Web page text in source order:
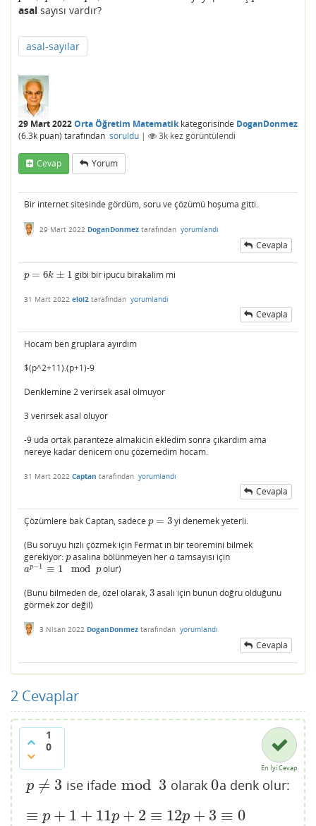
asal sayısı vardır?
asal-sayılar
29 Mart 2022Orta Öğretim Matematikkategorisinde DoganDonmez
(6.3k puan) tarafından soruldu | 3k kez görüntülendi
Cevap Yorum
Bir internet sitesinde gördüm, soru ve çözümü hoşuma gitti.
29 Mart 2022 DoganDonmez tarafından yorumlandı
Cevapla
p = 6k ± 1
p=6k ±1 gibi bir ipucu birakalim mi
31 Mart 2022 eloi2 tarafından yorumlandı
Cevapla
Hocam ben gruplara ayırdım
$(p^2+11).(p+1)-9
Denklemine 2 verirsek asal olmuyor
3 verirsek asal oluyor
-9 uda ortak paranteze almakicin ekledim sonra çıkardım ama
nereye kadar denicem onu çözemedim hocam.
31 Mart 2022 Captan tarafından yorumlandı
Cevapla
Çözümlere bak Captan, sadece p = 3
p=3
yi denemek yeterli.
(Bu soruyu hızlı çözmek için Fermat ın bir teoremini bilmek
gerekiyor: p
pasalına bölünmeyen hera
a tamsayısı için
ap−1 ≡ 1 mod p
ap−1 ≡1mod p
olur)
(Bunu bilmeden de, özel olarak, 3
3asalı için bunun doğru olduğunu
görmek zor değil)
3 Nisan 2022 DoganDonmez tarafından yorumlandı
Cevapla
2 Cevaplar
1
0
En İyi Cevap
p ≠ 3
p ≠3 ise ifade mod 3
mod3 olarak0
0a denk olur:
≡ p + 1 + 11p + 2 ≡ 12p + 3 ≡ 0
≡ p+ 1+11p+ 2 ≡12p+3 ≡0 mod 3.